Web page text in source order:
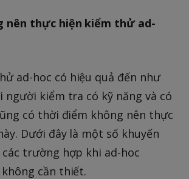
nên thực hiện kiểm thử ad-
ad-hoc có hiệu quả đến như
người kiểm tra có kỹ năng và có
có thời điểm không nên thực
Dưới đây là một số khuyến
trường hợp khi ad-hoc
cần thiết.